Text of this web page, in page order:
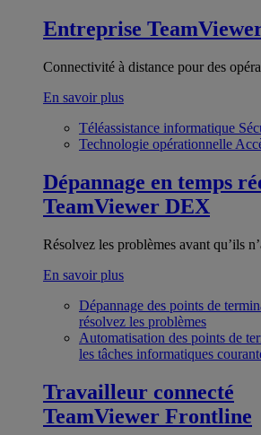
Entreprise
Connectivité à distance pour des
En savoir plus
Téléassistance informatique
Technologie opérationnelle
Dépannage en temps
TeamViewer DEX
Résolvez les problèmes avant qu’ils
En savoir plus
Dépannage des points de
résolvez les problèmes
Automatisation des points de
les tâches informatiques
Travailleur connecté
TeamViewer Frontline